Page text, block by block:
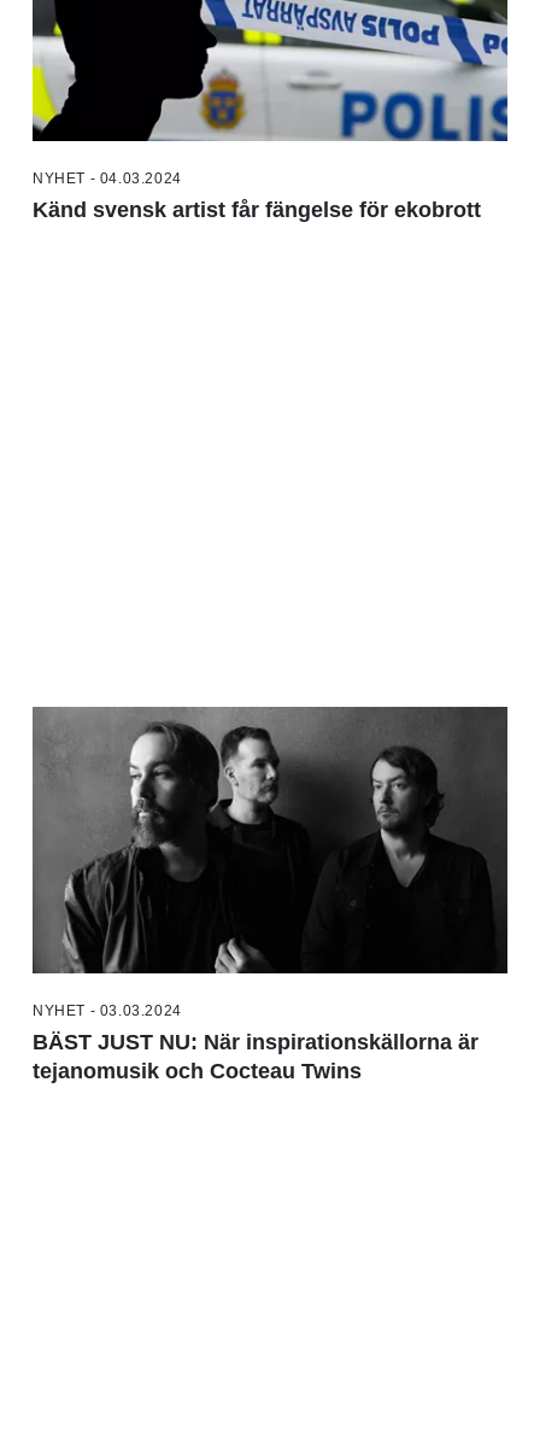
NYHET - 04.03.2024
Känd svensk artist får fängelse för ekobrott
NYHET - 03.03.2024
BÄST JUST NU: När inspirationskällorna är
tejanomusik och Cocteau Twins